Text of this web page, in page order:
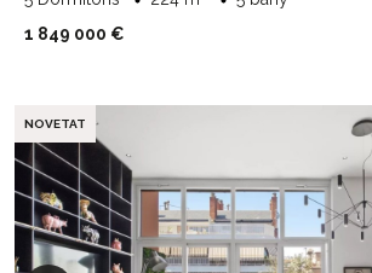
1 849 000 €
NOVETAT